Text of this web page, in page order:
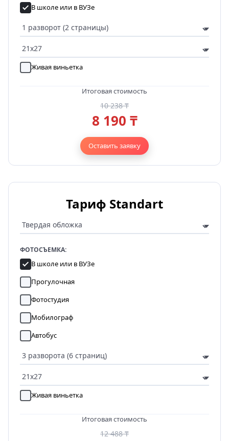
В школе или в ВУЗе
Живая виньетка
Итоговая стоимость
10 238 ₸
8 190 ₸
Оставить заявку
Тариф Standart
ФОТОСЪЕМКА:
В школе или в ВУЗе
Прогулочная
Фотостудия
Мобилограф
Автобус
Живая виньетка
Итоговая стоимость
12 488 ₸